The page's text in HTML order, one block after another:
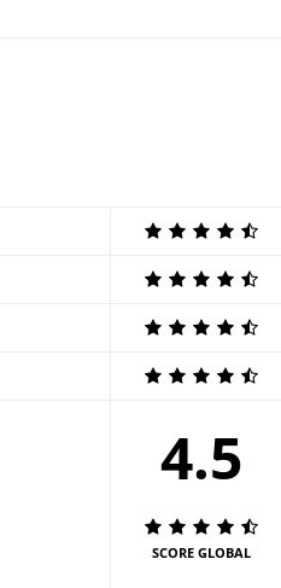
4.5
SCORE GLOBAL